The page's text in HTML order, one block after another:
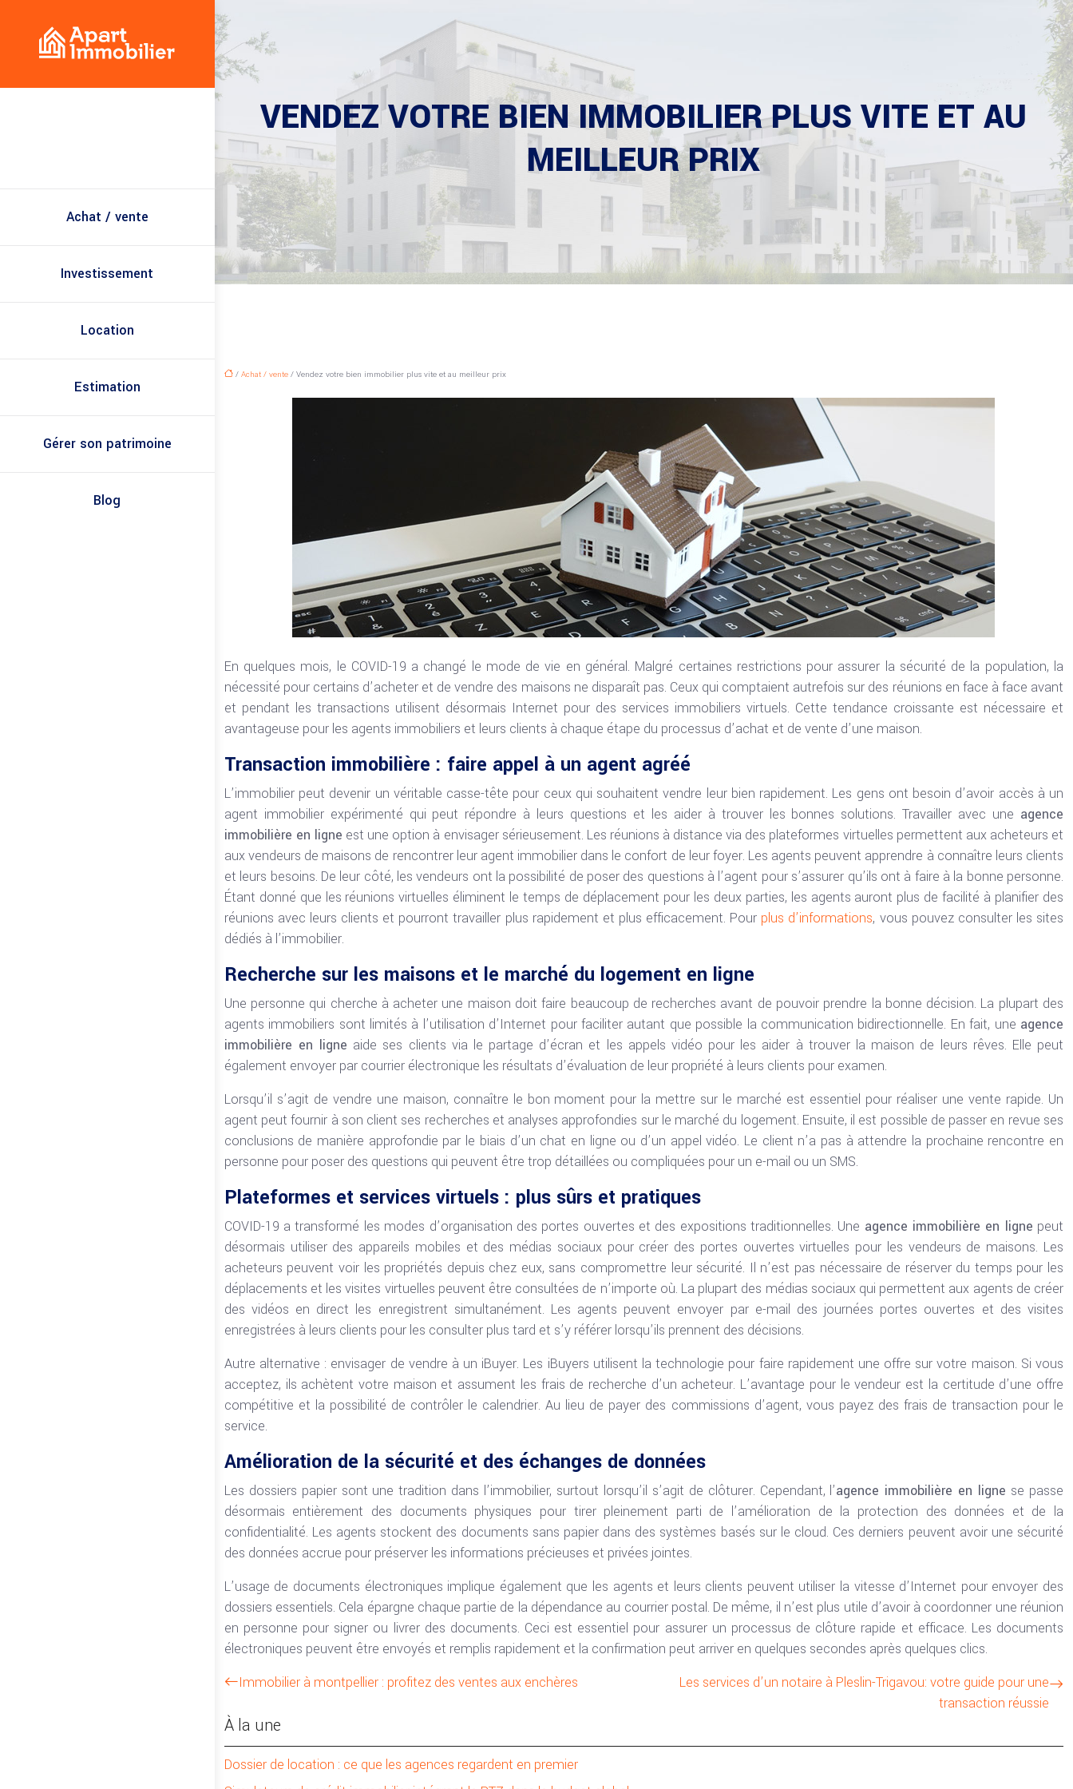
Achat / vente
Investissement
Location
Estimation
Gérer son patrimoine
Blog
VENDEZ VOTRE BIEN IMMOBILIER PLUS VITE ET AU
MEILLEUR PRIX
/ Achat / vente/ Vendez votre bien immobilier plus vite et au meilleur prix
En quelques mois, le COVID-19 a changé le mode de vie en général. Malgré certaines restrictions pour assurer la sécurité de la population, la
nécessité pour certains d’acheter et de vendre des maisons ne disparaît pas. Ceux qui comptaient autrefois sur des réunions en face à face avant
et pendant les transactions utilisent désormais Internet pour des services immobiliers virtuels. Cette tendance croissante est nécessaire et
avantageuse pour les agents immobiliers et leurs clients à chaque étape du processus d’achat et de vente d’une maison.
Transaction immobilière : faire appel à un agent agréé
L’immobilier peut devenir un véritable casse-tête pour ceux qui souhaitent vendre leur bien rapidement. Les gens ont besoin d’avoir accès à un
agent immobilier expérimenté qui peut répondre à leurs questions et les aider à trouver les bonnes solutions. Travailler avec une agence
immobilière en ligne est une option à envisager sérieusement. Les réunions à distance via des plateformes virtuelles permettent aux acheteurs et
aux vendeurs de maisons de rencontrer leur agent immobilier dans le confort de leur foyer. Les agents peuvent apprendre à connaître leurs clients
et leurs besoins. De leur côté, les vendeurs ont la possibilité de poser des questions à l’agent pour s’assurer qu’ils ont à faire à la bonne personne.
Étant donné que les réunions virtuelles éliminent le temps de déplacement pour les deux parties, les agents auront plus de facilité à planifier des
réunions avec leurs clients et pourront travailler plus rapidement et plus efficacement. Pour plus d’informations, vous pouvez consulter les sites
dédiés à l’immobilier.
Recherche sur les maisons et le marché du logement en ligne
Une personne qui cherche à acheter une maison doit faire beaucoup de recherches avant de pouvoir prendre la bonne décision. La plupart des
agents immobiliers sont limités à l’utilisation d’Internet pour faciliter autant que possible la communication bidirectionnelle. En fait, une agence
immobilière en ligne aide ses clients via le partage d’écran et les appels vidéo pour les aider à trouver la maison de leurs rêves. Elle peut
également envoyer par courrier électronique les résultats d’évaluation de leur propriété à leurs clients pour examen.
Lorsqu’il s’agit de vendre une maison, connaître le bon moment pour la mettre sur le marché est essentiel pour réaliser une vente rapide. Un
agent peut fournir à son client ses recherches et analyses approfondies sur le marché du logement. Ensuite, il est possible de passer en revue ses
conclusions de manière approfondie par le biais d’un chat en ligne ou d’un appel vidéo. Le client n’a pas à attendre la prochaine rencontre en
personne pour poser des questions qui peuvent être trop détaillées ou compliquées pour un e-mail ou un SMS.
Plateformes et services virtuels : plus sûrs et pratiques
COVID-19 a transformé les modes d’organisation des portes ouvertes et des expositions traditionnelles. Une agence immobilière en ligne peut
désormais utiliser des appareils mobiles et des médias sociaux pour créer des portes ouvertes virtuelles pour les vendeurs de maisons. Les
acheteurs peuvent voir les propriétés depuis chez eux, sans compromettre leur sécurité. Il n’est pas nécessaire de réserver du temps pour les
déplacements et les visites virtuelles peuvent être consultées de n’importe où. La plupart des médias sociaux qui permettent aux agents de créer
des vidéos en direct les enregistrent simultanément. Les agents peuvent envoyer par e-mail des journées portes ouvertes et des visites
enregistrées à leurs clients pour les consulter plus tard et s’y référer lorsqu’ils prennent des décisions.
Autre alternative : envisager de vendre à un iBuyer. Les iBuyers utilisent la technologie pour faire rapidement une offre sur votre maison. Si vous
acceptez, ils achètent votre maison et assument les frais de recherche d’un acheteur. L’avantage pour le vendeur est la certitude d’une offre
compétitive et la possibilité de contrôler le calendrier. Au lieu de payer des commissions d’agent, vous payez des frais de transaction pour le
service.
Amélioration de la sécurité et des échanges de données
Les dossiers papier sont une tradition dans l’immobilier, surtout lorsqu’il s’agit de clôturer. Cependant, l’agence immobilière en ligne se passe
désormais entièrement des documents physiques pour tirer pleinement parti de l’amélioration de la protection des données et de la
confidentialité. Les agents stockent des documents sans papier dans des systèmes basés sur le cloud. Ces derniers peuvent avoir une sécurité
des données accrue pour préserver les informations précieuses et privées jointes.
L’usage de documents électroniques implique également que les agents et leurs clients peuvent utiliser la vitesse d’Internet pour envoyer des
dossiers essentiels. Cela épargne chaque partie de la dépendance au courrier postal. De même, il n’est plus utile d’avoir à coordonner une réunion
en personne pour signer ou livrer des documents. Ceci est essentiel pour assurer un processus de clôture rapide et efficace. Les documents
électroniques peuvent être envoyés et remplis rapidement et la confirmation peut arriver en quelques secondes après quelques clics.
Immobilier à montpellier : profitez des ventes aux enchères
Les services d’un notaire à Pleslin-Trigavou: votre guide pour une
transaction réussie
À la une
Dossier de location : ce que les agences regardent en premier